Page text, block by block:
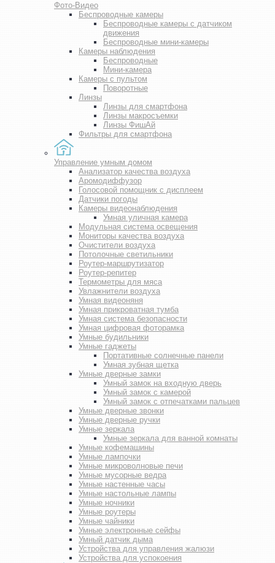
Фото-Видео
Беспроводные камеры
Беспроводные камеры с датчиком
движения
Беспроводные мини-камеры
Камеры наблюдения
Беспроводные
Мини-камера
Камеры с пультом
Поворотные
Линзы
Линзы для смартфона
Линзы макросъемки
Линзы ФишАй
Фильтры для смартфона
Управление умным домом
Анализатор качества воздуха
Аромодиффузор
Голосовой помощник с дисплеем
Датчики погоды
Камеры видеонаблюдения
Умная уличная камера
Модульная система освещения
Мониторы качества воздуха
Очистители воздуха
Потолочные светильники
Роутер-маршрутизатор
Роутер-репитер
Термометры для мяса
Увлажнители воздуха
Умная видеоняня
Умная прикроватная тумба
Умная система безопасности
Умная цифровая фоторамка
Умные будильники
Умные гаджеты
Портативные солнечные панели
Умная зубная щетка
Умные дверные замки
Умный замок на входную дверь
Умный замок с камерой
Умный замок с отпечатками пальцев
Умные дверные звонки
Умные дверные ручки
Умные зеркала
Умные зеркала для ванной комнаты
Умные кофемашины
Умные лампочки
Умные микроволновые печи
Умные мусорные ведра
Умные настенные часы
Умные настольные лампы
Умные ночники
Умные роутеры
Умные чайники
Умные электронные сейфы
Умный датчик дыма
Устройства для управления жалюзи
Устройства для успокоения